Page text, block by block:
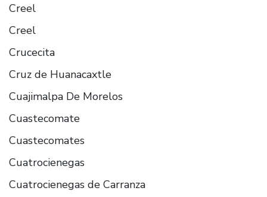
Creel
Creel
Crucecita
Cruz de Huanacaxtle
Cuajimalpa De Morelos
Cuastecomate
Cuastecomates
Cuatrocienegas
Cuatrocienegas de Carranza